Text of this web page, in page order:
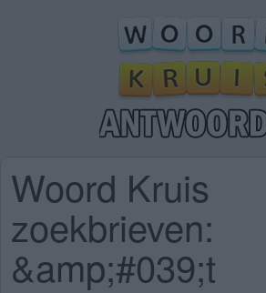
Woord Kruis
zoekbrieven:
&amp;#039;t